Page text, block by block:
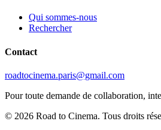
Qui sommes-nous
Rechercher
Contact
roadtocinema.paris@gmail.com
Pour toute demande de collaboration,
© 2026 Road to Cinema. Tous droits